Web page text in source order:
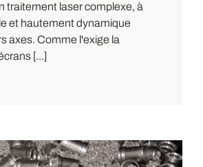
traitement laser complexe, à
et hautement dynamique
axes. Comme l'exige la
[...]